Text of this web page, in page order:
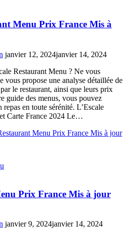
Menu Prix France Mis à
janvier 12, 2024janvier 14, 2024
Restaurant Menu ? Ne vous
vous propose une analyse détaillée de
le restaurant, ainsi que leurs prix
guide des menus, vous pouvez
en toute sérénité. L’Escale
Carte France 2024 Le…
Menu Prix France Mis à jour
Prix France Mis à jour
janvier 9, 2024janvier 14, 2024